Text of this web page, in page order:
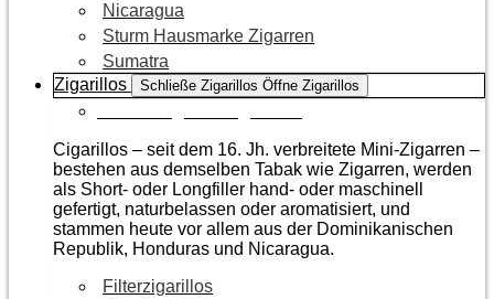
Nicaragua
Sturm Hausmarke Zigarren
Sumatra
Zigarillos
Schließe Zigarillos Öffne Zigarillos
Cigarillos – seit dem 16. Jh. verbreitete Mini-Zigarren –
bestehen aus demselben Tabak wie Zigarren, werden
als Short- oder Longfiller hand- oder maschinell
gefertigt, naturbelassen oder aromatisiert, und
stammen heute vor allem aus der Dominikanischen
Republik, Honduras und Nicaragua.
Filterzigarillos